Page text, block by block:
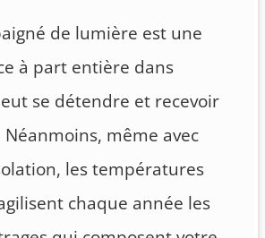
de lumière est une
à part entière dans
se détendre et recevoir
Néanmoins, même avec
les températures
chaque année les